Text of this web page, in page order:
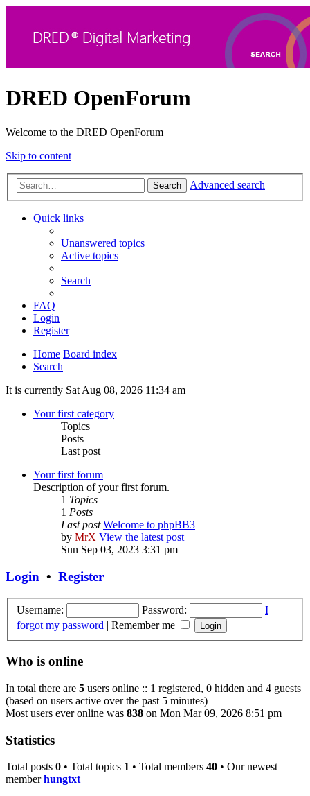
DRED OpenForum
Welcome to the DRED OpenForum
Skip to content
Search Advanced search
Quick links
Unanswered topics
Active topics
Search
FAQ
Login
Register
Home Board index
Search
It is currently Sat Aug 08, 2026 11:34 am
Your first category
Topics
Posts
Last post
Your first forum
Description of your first forum.
1 Topics
1 Posts
Last post Welcome to phpBB3
by MrX View the latest post
Sun Sep 03, 2023 3:31 pm
Login • Register
Username: Password:
I
forgot my password | Remember me
Who is online
In total there are 5 users online :: 1 registered, 0 hidden and 4 guests
(based on users active over the past 5 minutes)
Most users ever online was 838 on Mon Mar 09, 2026 8:51 pm
Statistics
Total posts 0 • Total topics 1 • Total members 40 • Our newest
memberhungtxt